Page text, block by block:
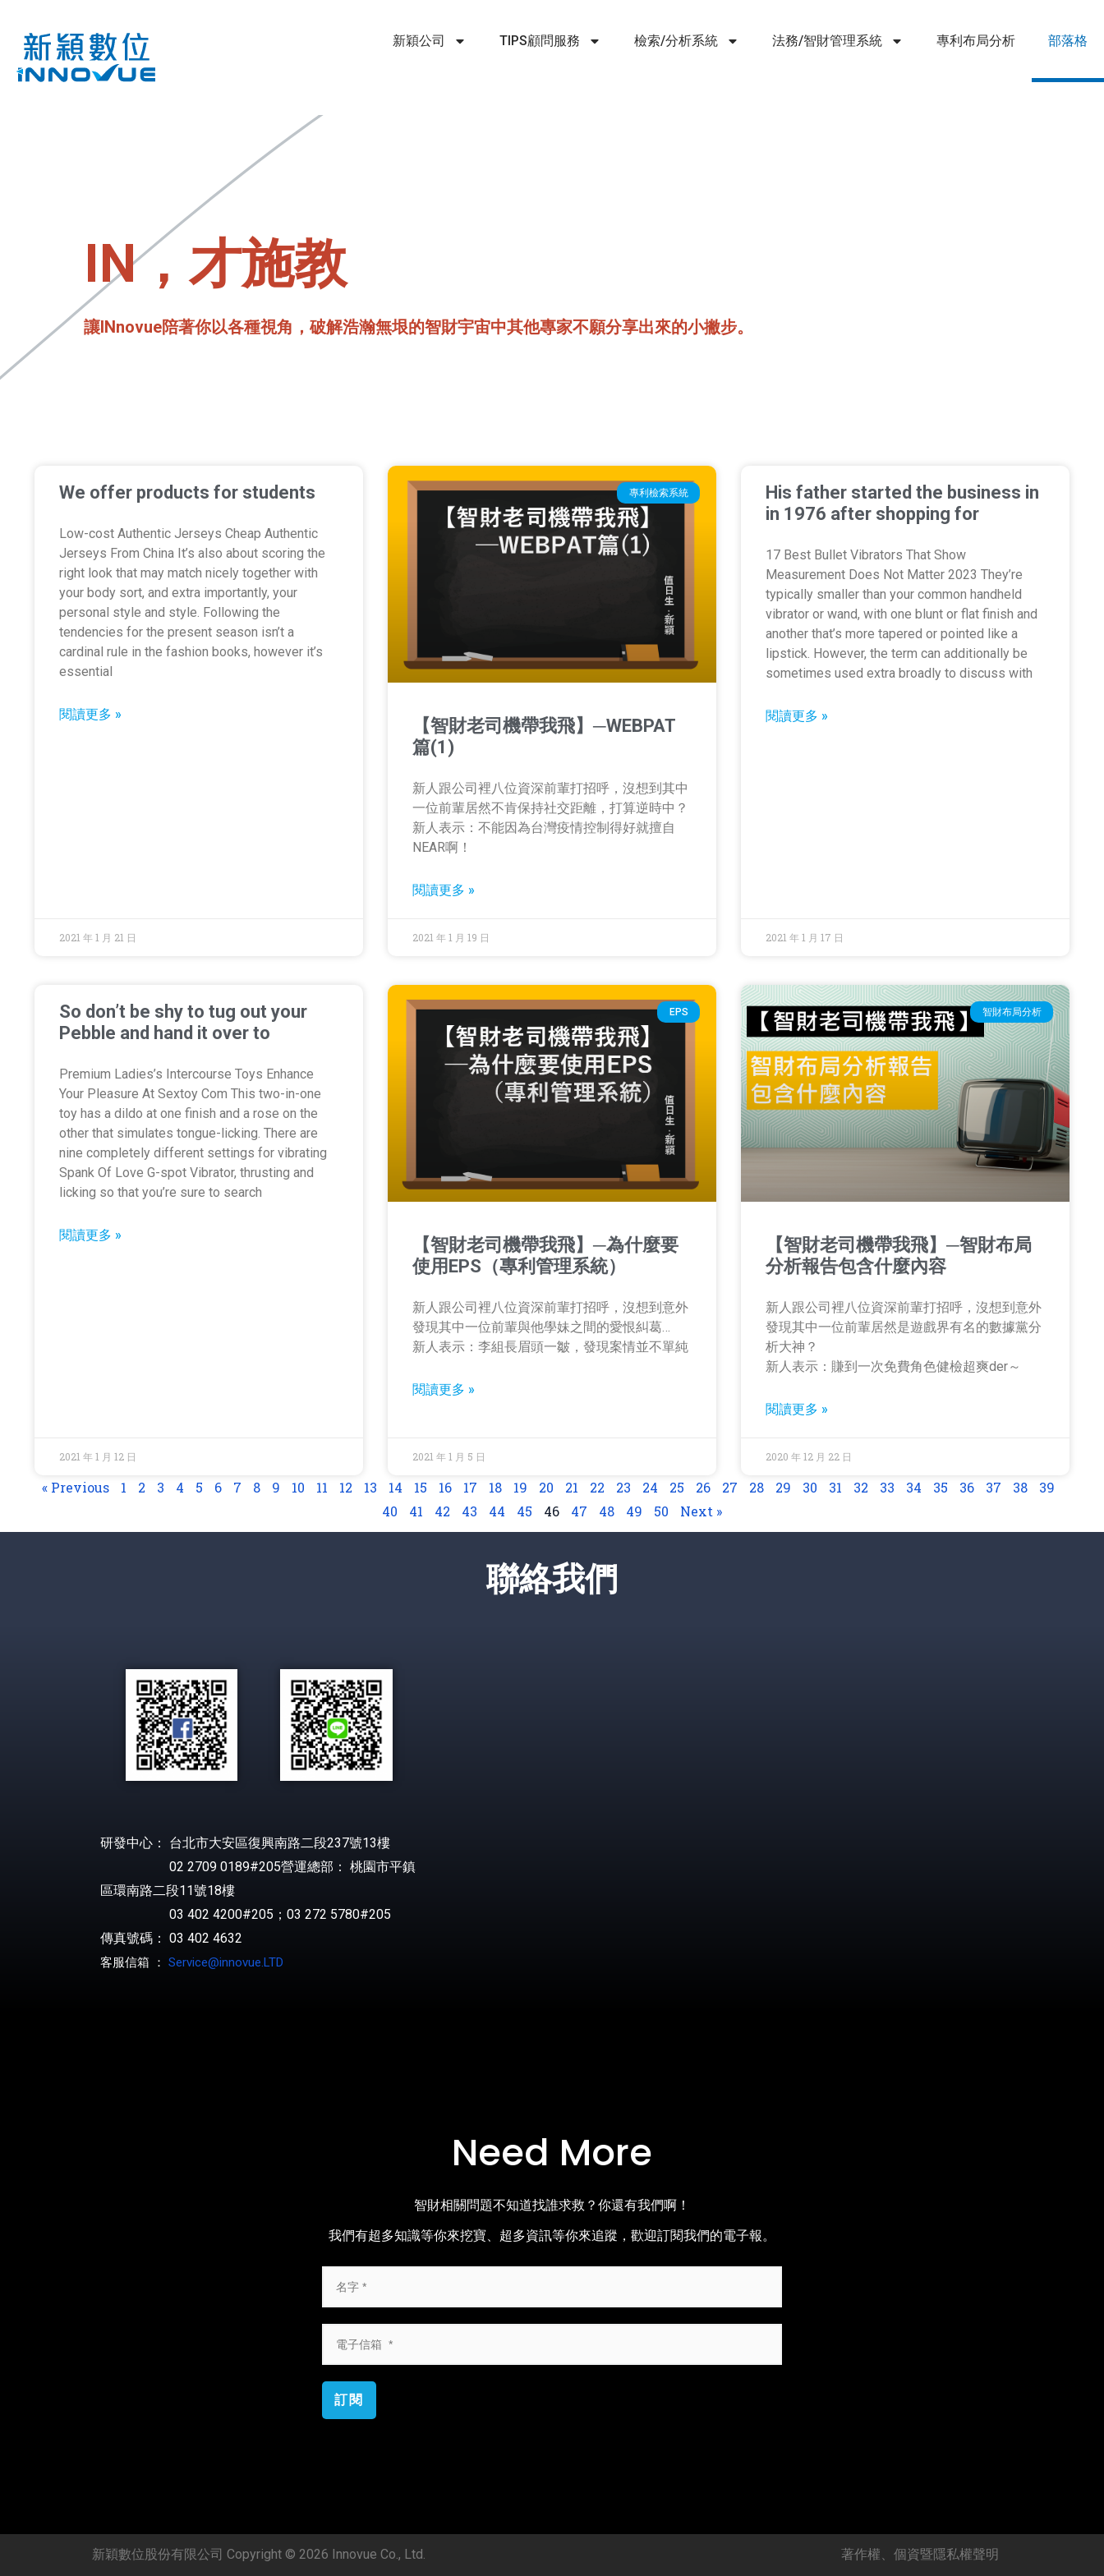
新穎公司 TIPS顧問服務 檢索/分析系統 法務/智財管理系統 專利布局分析 部落格
IN，才施教
讓INnovue陪著你以各種視角，破解浩瀚無垠的智財宇宙中其他專家不願分享出來的小撇步。
We offer products for students
Low-cost Authentic Jerseys Cheap Authentic
Jerseys From China It’s also about scoring the
right look that may match nicely together with
your body sort, and extra importantly, your
personal style and style. Following the
tendencies for the present season isn’t a
cardinal rule in the fashion books, however it’s
essential
閱讀更多 »
2021 年 1 月 21 日
專利檢索系統
【智財老司機帶我飛】─WEBPAT
篇(1)
新人跟公司裡八位資深前輩打招呼，沒想到其中
一位前輩居然不肯保持社交距離，打算逆時中？
新人表示：不能因為台灣疫情控制得好就擅自
NEAR啊！
閱讀更多 »
2021 年 1 月 19 日
His father started the business in
in 1976 after shopping for
17 Best Bullet Vibrators That Show
Measurement Does Not Matter 2023 They’re
typically smaller than your common handheld
vibrator or wand, with one blunt or flat finish and
another that’s more tapered or pointed like a
lipstick. However, the term can additionally be
sometimes used extra broadly to discuss with
閱讀更多 »
2021 年 1 月 17 日
So don’t be shy to tug out your
Pebble and hand it over to
Premium Ladies’s Intercourse Toys Enhance
Your Pleasure At Sextoy Com This two-in-one
toy has a dildo at one finish and a rose on the
other that simulates tongue-licking. There are
nine completely different settings for vibrating
Spank Of Love G-spot Vibrator, thrusting and
licking so that you’re sure to search
閱讀更多 »
2021 年 1 月 12 日
EPS
【智財老司機帶我飛】─為什麼要
使用EPS（專利管理系統）
新人跟公司裡八位資深前輩打招呼，沒想到意外
發現其中一位前輩與他學妹之間的愛恨糾葛…
新人表示：李組長眉頭一皺，發現案情並不單純
閱讀更多 »
2021 年 1 月 5 日
智財布局分析
【智財老司機帶我飛】─智財布局
分析報告包含什麼內容
新人跟公司裡八位資深前輩打招呼，沒想到意外
發現其中一位前輩居然是遊戲界有名的數據黨分
析大神？
新人表示：賺到一次免費角色健檢超爽der～
閱讀更多 »
2020 年 12 月 22 日
« Previous 1 2 3 4 5 6 7 8 9 10 11 12 13 14 15 16 17 18 19 20 21 22 23 24 25 26 27 28 29 30 31 32 33 34 35 36 37 38
39
40
41 42 43 44 45 46 47 48 49 50 Next »
聯絡我們
研發中心： 台北市大安區復興南路二段237號13樓
02 2709 0189#205營運總部： 桃園市平鎮
區環南路二段11號18樓
03 402 4200#205；03 272 5780#205
傳真號碼： 03 402 4632
客服信箱 ： Service@innovue.LTD
Need More
智財相關問題不知道找誰求救？你還有我們啊！
我們有超多知識等你來挖寶、超多資訊等你來追蹤，歡迎訂閱我們的電子報。
訂閱
新穎數位股份有限公司 Copyright © 2026 Innovue Co., Ltd. 著作權、個資暨隱私權聲明